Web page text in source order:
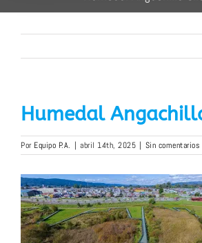
Humedal
Por Equipo P.A. | abril 14th, 2025 | Sin comentarios